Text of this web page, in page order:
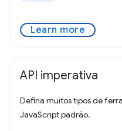
Learn more
API imperativa
Defina muitos tipos de
JavaScript padrão.